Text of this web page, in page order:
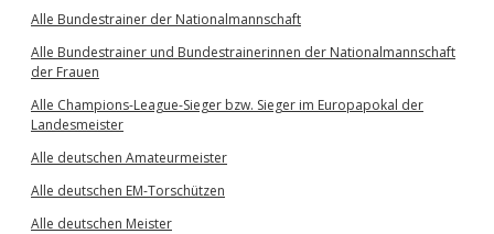
Alle Bundestrainer der Nationalmannschaft
Alle Bundestrainer und Bundestrainerinnen der Nationalmannschaft
der Frauen
Alle Champions-League-Sieger bzw. Sieger im Europapokal der
Landesmeister
Alle deutschen Amateurmeister
Alle deutschen EM-Torschützen
Alle deutschen Meister